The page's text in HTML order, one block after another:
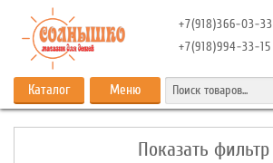
+7(918)366-03-33
+7(918)994-33-15
Каталог Меню
Показать фильтр